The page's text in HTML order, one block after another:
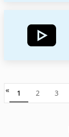
« 1 2 3